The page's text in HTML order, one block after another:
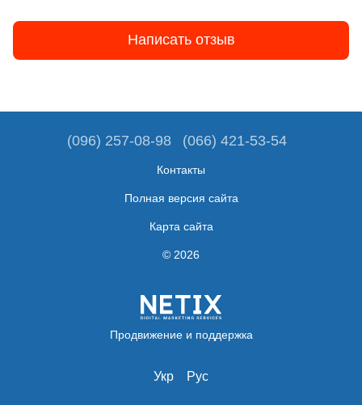
Написать отзыв
(096) 257-08-98 (066) 421-53-54
Контакты
Полная версия сайта
Карта сайта
© 2026
Продвижение и поддержка
Укр Рус